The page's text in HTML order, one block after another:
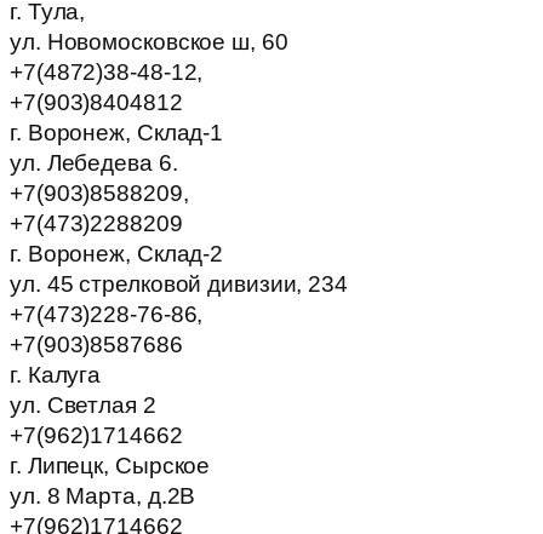
г. Тула,
ул. Новомосковское ш, 60
+7(4872)38-48-12,
+7(903)8404812
г. Воронеж, Склад-1
ул. Лебедева 6.
+7(903)8588209,
+7(473)2288209
г. Воронеж, Склад-2
ул. 45 стрелковой дивизии, 234
+7(473)228-76-86,
+7(903)8587686
г. Калуга
ул. Светлая 2
+7(962)1714662
г. Липецк, Сырское
ул. 8 Марта, д.2В
+7(962)1714662